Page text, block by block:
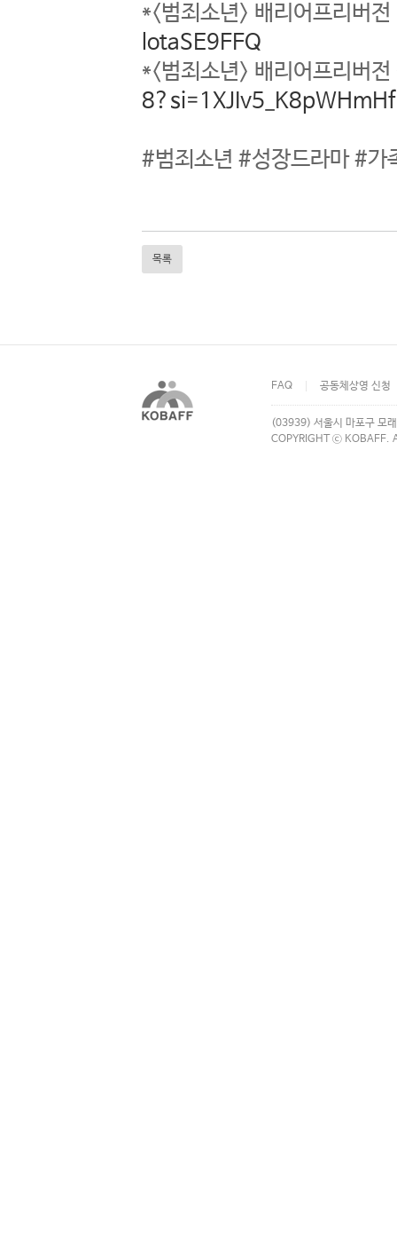
*<범죄소년> 배리어프리버
lotaSE9FFQ
*<범죄소년> 배리어프리버
#범죄소년 #성장드라마 #
목록
FAQ 공동체상영 신청
(03939) 서울시 마포구 모
COPYRIGHT ⓒ KOBAFF.